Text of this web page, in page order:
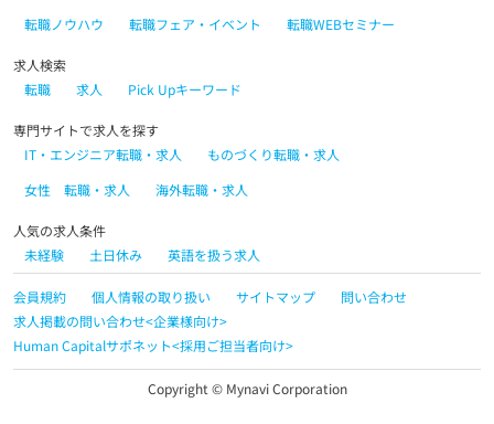
転職ノウハウ
転職フェア・イベント 転職WEBセミナー
求人検索
転職
求人 Pick Upキーワード
専門サイトで求人を探す
IT・エンジニア転職・求人
ものづくり転職・求人
女性 転職・求人
海外転職・求人
人気の求人条件
未経験
土日休み 英語を扱う求人
会員規約 個人情報の取り扱い サイトマップ
問い合わせ
求人掲載の問い合わせ<企業様向け>
Human Capitalサポネット<採用ご担当者向け>
Copyright © Mynavi Corporation